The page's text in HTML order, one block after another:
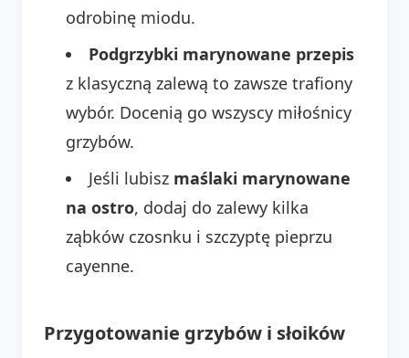
odrobinę miodu.
Podgrzybki marynowane przepis
z klasyczną zalewą to zawsze trafiony
wybór. Docenią go wszyscy miłośnicy
grzybów.
Jeśli lubisz maślaki marynowane
na ostro, dodaj do zalewy kilka
ząbków czosnku i szczyptę pieprzu
cayenne.
Przygotowanie grzybów i słoików